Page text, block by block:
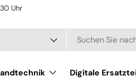
Uhr
Digitale